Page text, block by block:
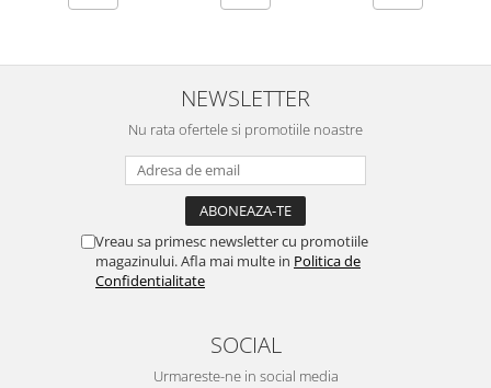
NEWSLETTER
Nu rata ofertele si promotiile noastre
Vreau sa primesc newsletter cu promotiile
magazinului. Afla mai multe in Politica de
Confidentialitate
SOCIAL
Urmareste-ne in social media